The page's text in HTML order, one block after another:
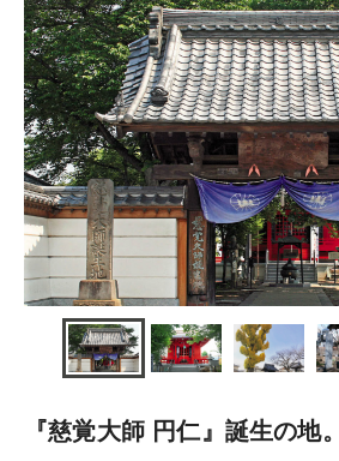
『慈覚大師 円仁』誕生の地。